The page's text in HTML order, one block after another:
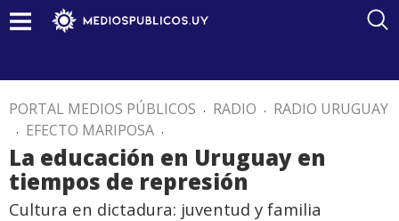
PORTAL MEDIOS PÚBLICOS . RADIO . RADIO URUGUAY
. EFECTO MARIPOSA .
La educación en Uruguay en
tiempos de represión
Cultura en dictadura: juventud y familia